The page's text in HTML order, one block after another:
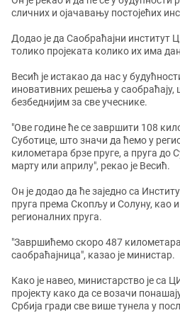
сличних и ојачавању постојећих
Додао је да Саобраћајни институт
толико пројеката колико их има
Весић је истакао да нас у
иновативних решења у саобраћају,
безбеднијим за све учеснике.
"Ове године ће се завршити 108
Суботице, што значи да ћемо у
километара брзе пруге, а пруга до
марту или априлу", рекао је Весић.
Он је додао да ће заједно са
пруга према Скопљу и Солуну, као и
регионалних пруга.
"Завршићемо скоро 487
саобраћајница", казао је министар.
Како је навео, министарство је са
пројекту како да се возачи
Србија гради све више тунела у